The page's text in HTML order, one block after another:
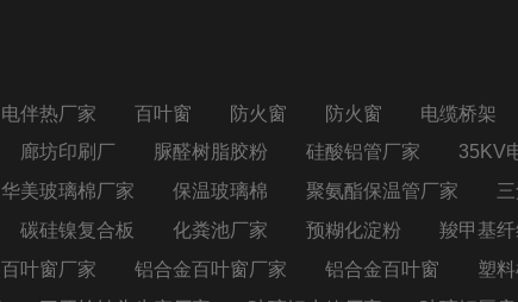
电伴热厂家 百叶窗 防火窗 防火窗 电缆桥架
廊坊印刷厂 脲醛树脂胶粉 硅酸铝管厂家 35KV
华美玻璃棉厂家 保温玻璃棉 聚氨酯保温管厂家
碳硅镍复合板 化粪池厂家 预糊化淀粉 羧甲基
百叶窗厂家 铝合金百叶窗厂家 铝合金百叶窗 塑